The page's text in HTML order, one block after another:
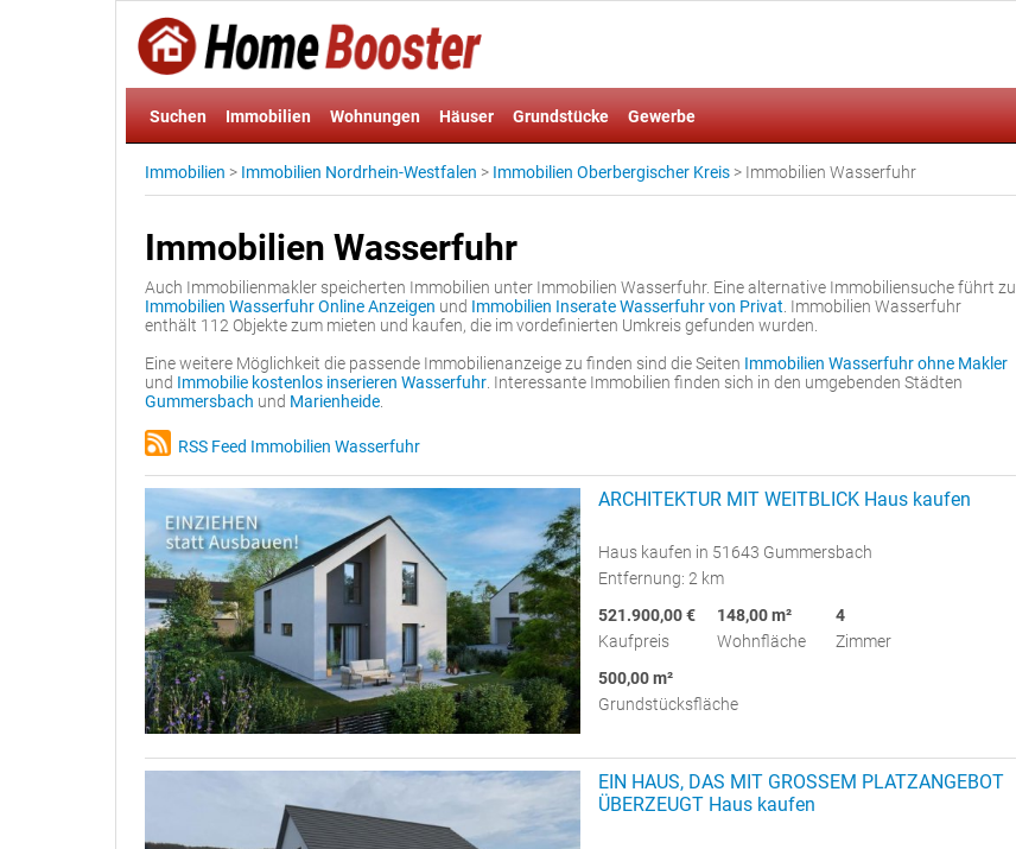
Suchen Immobilien Wohnungen Häuser Grundstücke Gewerbe
Immobilien > Immobilien Nordrhein-Westfalen > Immobilien Oberbergischer Kreis > Immobilien Wasserfuhr
Immobilien Wasserfuhr
Auch Immobilienmakler speicherten Immobilien unter Immobilien Wasserfuhr. Eine alternative Immobiliensuche führt zu
Immobilien Wasserfuhr Online Anzeigen und Immobilien Inserate Wasserfuhr von Privat . Immobilien Wasserfuhr
enthält 112 Objekte zum mieten und kaufen, die im vordefinierten Umkreis gefunden wurden.
Eine weitere Möglichkeit die passende Immobilienanzeige zu finden sind die Seiten Immobilien Wasserfuhr ohne Makler
und Immobilie kostenlos inserieren Wasserfuhr . Interessante Immobilien finden sich in den umgebenden Städten
Gummersbach und Marienheide
RSS Feed Immobilien Wasserfuhr
ARCHITEKTUR MIT WEITBLICK Haus kaufen
Haus kaufen in 51643 Gummersbach
Entfernung: 2 km
521.900,00 €
Kaufpreis
148,00 m²
Wohnfläche
4
Zimmer
500,00 m²
Grundstücksfläche
EIN HAUS, DAS MIT GROSSEM PLATZANGEBOT
ÜBERZEUGT Haus kaufen